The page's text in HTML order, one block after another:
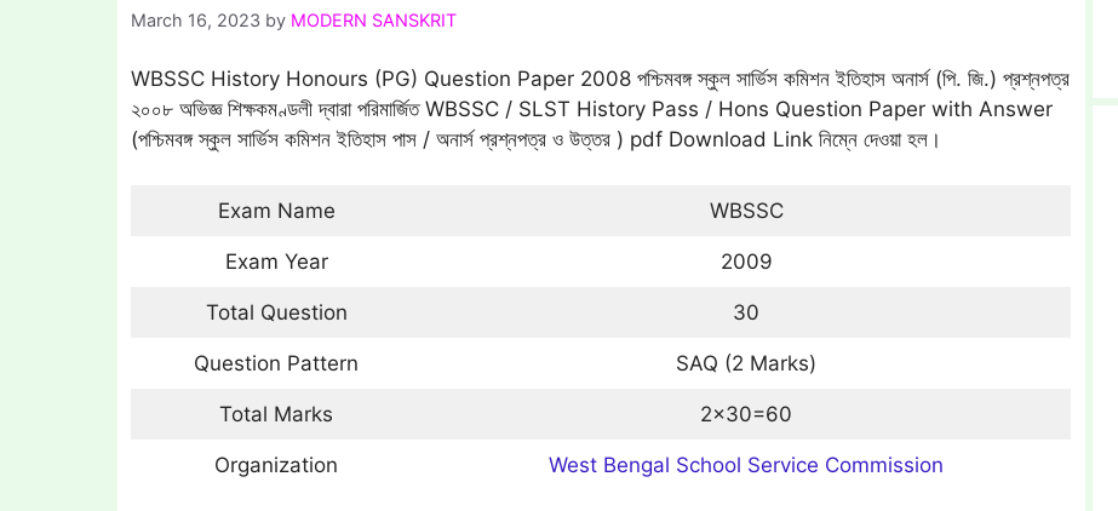
March 16, 2023 by MODERN SANSKRIT
WBSSC History Honours (PG) Question Paper 2008 পশ্চিমবঙ্গ স্কুল সার্ভিস কমিশন ইতিহাস অনার্স (পি. জি.) প্রশ্নপত্র
২০০৮ অভিজ্ঞ শিক্ষকমণ্ডলী দ্বারা পরিমার্জিত WBSSC / SLST History Pass / Hons Question Paper with Answer
(পশ্চিমবঙ্গ স্কুল সার্ভিস কমিশন ইতিহাস পাস / অনার্স প্রশ্নপত্র ও উত্তর ) pdf Download Link নিম্নে দেওয়া হল।
Exam Name WBSSC
Exam Year 2009
Total Question 30
Question Pattern SAQ (2 Marks)
Total Marks 2×30=60
Organization West Bengal School Service Commission